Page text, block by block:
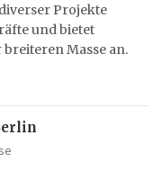
Projekte
und bietet
Masse an.